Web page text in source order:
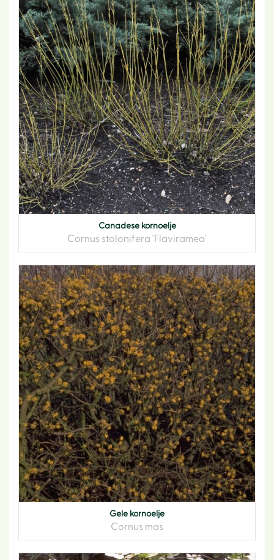
Canadese kornoelje
Cornus stolonifera 'Flaviramea'
Gele kornoelje
Cornus mas